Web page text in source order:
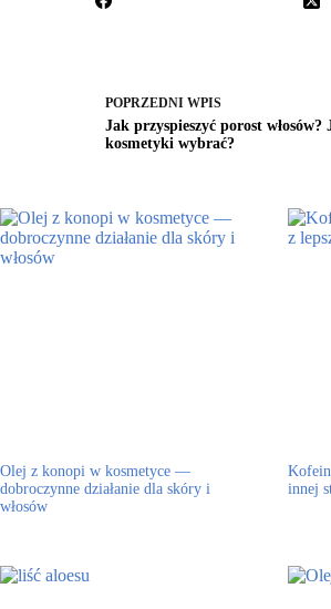
POPRZEDNI WPIS
Jak przyspieszyć porost włosów?
kosmetyki wybrać?
Olej z konopi w kosmetyce —
dobroczynne działanie dla skóry i
włosów
innej